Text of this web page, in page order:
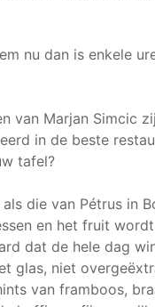
nu dan is enkele
van Marjan Simcic
in de beste
tafel?
die van Pétrus in
en het fruit
dat de hele dag
glas, niet
van framboos,